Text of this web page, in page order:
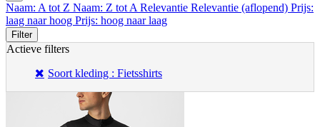
Naam: A tot Z Naam: Z tot A Relevantie Relevantie (aflopend) Prijs:
laag naar hoog Prijs: hoog naar laag
Filter
Actieve filters
Soort kleding : Fietsshirts